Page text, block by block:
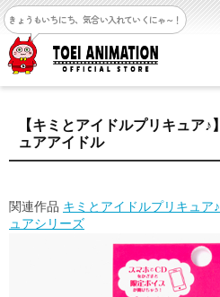
きょうもいちにち、気合い入れていくにゃ～！
【キミとアイドルプリキュア
ュアアイドル
関連作品 キミとアイドルプリキュア♪
ュアシリーズ